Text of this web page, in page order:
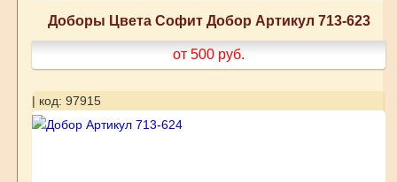
Доборы Цвета Софит Добор Артикул 713-623
от 500 руб.
| код: 97915